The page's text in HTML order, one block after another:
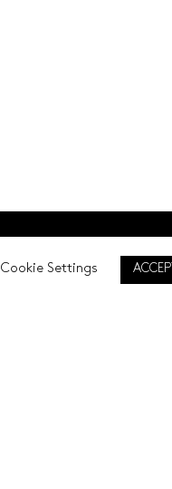
Back to top
Cookie Settings ACCEPT